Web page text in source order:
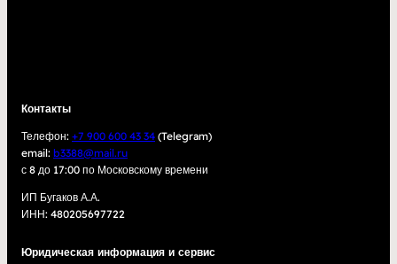
Контакты
Телефон: +7 900 600 43 34 (Telegram)
email: b3388@mail.ru
с 8 до 17:00 по Московскому времени
ИП Бугаков А.А.
ИНН: 480205697722
Юридическая информация и сервис